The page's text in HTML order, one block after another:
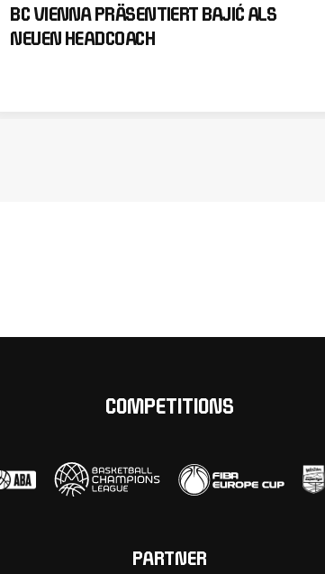
BC VIENNA PRÄSENTIERT BAJIĆ ALS
NEUEN HEADCOACH
COMPETITIONS
PARTNER